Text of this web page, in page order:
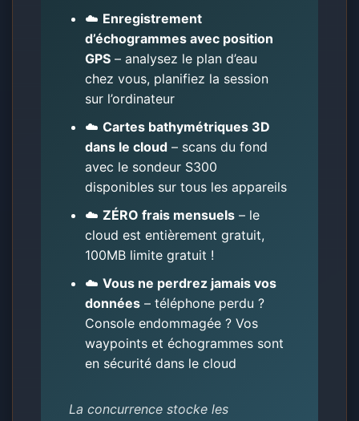
☁️ Enregistrement
d’échogrammes avec position
GPS – analysez le plan d’eau
chez vous, planifiez la session
sur l’ordinateur
☁️Cartes bathymétriques 3D
dans le cloud – scans du fond
avec le sondeur S300
disponibles sur tous les appareils
☁️ZÉRO frais mensuels – le
cloud est entièrement gratuit,
100MB limite gratuit !
☁️Vous ne perdrez jamais vos
données – téléphone perdu ?
Console endommagée ? Vos
waypoints et échogrammes sont
en sécurité dans le cloud
La concurrence stocke les